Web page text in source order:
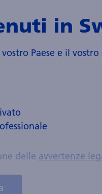
in
Paese e il
delle avvertenze